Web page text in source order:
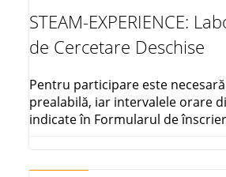
STEAM-EXPERIENCE:
de Cercetare Deschise
Pentru participare este
prealabilă, iar intervalele orare
indicate în Formularul de